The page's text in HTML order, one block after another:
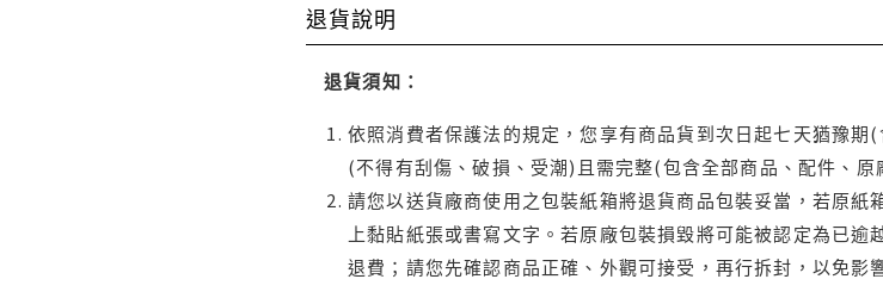
退貨說明
退貨須知：
依照消費者保護法的規定，您享有商品貨到次日起七天猶豫
(不得有刮傷、破損、受潮)且需完整(包含全部商品、配件、
請您以送貨廠商使用之包裝紙箱將退貨商品包裝妥當，若原
上黏貼紙張或書寫文字。若原廠包裝損毀將可能被認定為已
退費；請您先確認商品正確、外觀可接受，再行拆封，以免影